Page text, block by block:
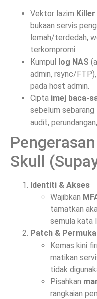
Vektor lazim
bukaan servis
lemah/terdedah,
terkompromi.
Kumpul log NAS
admin, rsync/
pada host admin.
Cipta imej baca-
sebelum
audit,
Skull
Identiti & Akses
Wajibkan
tamatkan
semula kata
Patch &
Kemas kini
matikan
tidak
Pisahkan
rangkaian